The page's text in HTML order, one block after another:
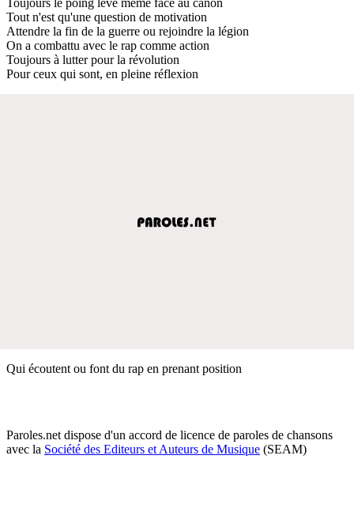
Tout n'est qu'une question de motivation
Attendre la fin de la guerre ou rejoindre la légion
On a combattu avec le rap comme action
Toujours à lutter pour la révolution
Pour ceux qui sont, en pleine réflexion
Qui écoutent ou font du rap en prenant position
Paroles.net dispose d'un accord de licence de paroles de chansons
avec la Société des Editeurs et Auteurs de Musique (SEAM)